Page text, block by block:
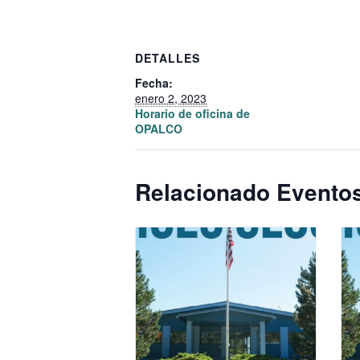
DETALLES
Fecha:
enero 2, 2023
Horario de oficina de
OPALCO
Relacionado